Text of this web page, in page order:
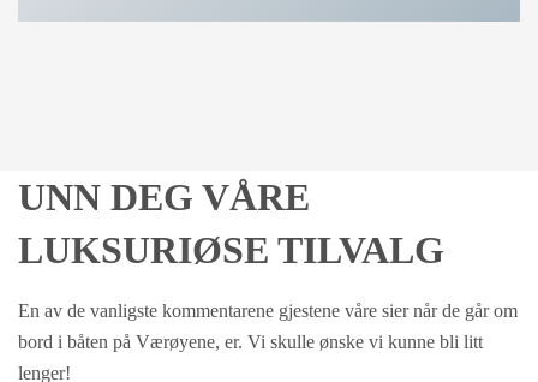
UNN DEG VÅRE
LUKSURIØSE TILVALG
En av de vanligste kommentarene gjestene våre sier når de går om
bord i båten på Værøyene, er. Vi skulle ønske vi kunne bli litt
lenger!